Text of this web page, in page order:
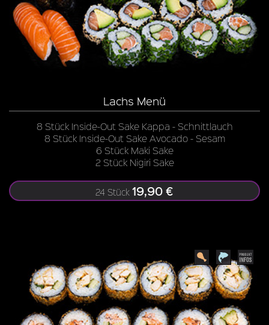
Lachs Menü
8 Stück Inside-Out Sake Kappa - Schnittlauch
8 Stück Inside-Out Sake Avocado - Sesam
6 Stück Maki Sake
2 Stück Nigiri Sake
24 Stück 19,90 €